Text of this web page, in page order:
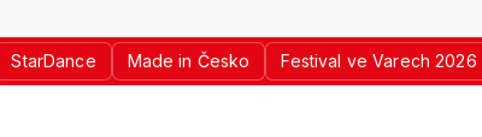
StarDance Made in Česko Festival ve Varech 2026